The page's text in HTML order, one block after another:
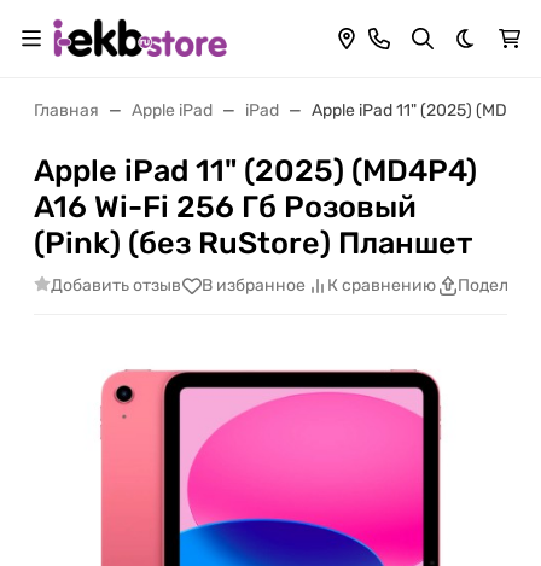
Темная
Главная Apple iPad iPad Apple iPad 11" (2025)
Apple iPad 11" (2025) (MD4P4)
A16 Wi-Fi 256 Гб Розовый
(Pink) (без RuStore) Планшет
Добавить отзыв В избранное К сравнению